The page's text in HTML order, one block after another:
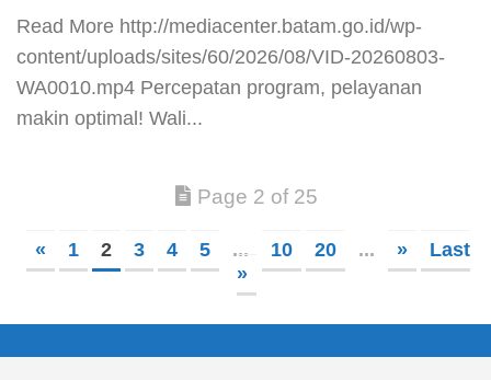
​Read More​ http://mediacenter.batam.go.id/wp-
content/uploads/sites/60/2026/08/VID-20260803-
WA0010.mp4 Percepatan program, pelayanan
makin optimal! Wali...
Page 2 of 25
« 1 2 3 4 5 ... 10 20 ... »
Last
»